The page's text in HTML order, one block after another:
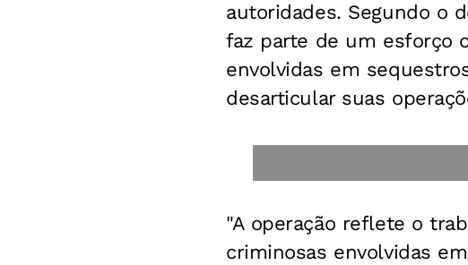
autoridades. Segundo o
faz parte de um esforço
envolvidas em
desarticular suas
"A operação reflete o
criminosas envolvidas